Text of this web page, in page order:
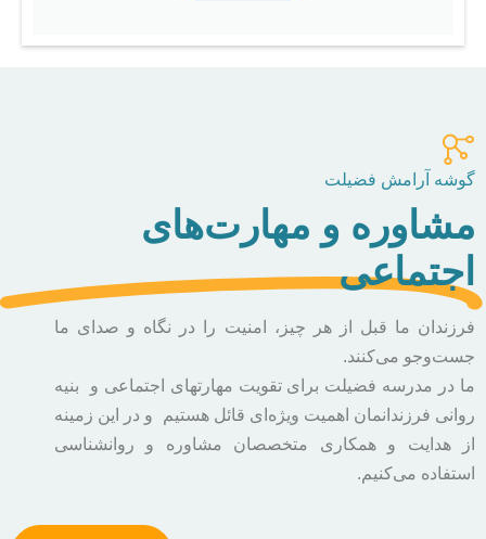
گوشه آرامش فضیلت
مشاوره و مهارت‌های
اجتماعی
فرزندان ما قبل از هر چیز، امنیت را در نگاه و صدای ما
جست‌وجو می‌کنند.
ما در مدرسه فضیلت برای تقویت مهارتهای اجتماعی و بنیه
روانی فرزندانمان اهمیت ویژه‌ای قائل هستیم و در این زمینه
از هدایت و همکاری متخصصان مشاوره و روانشناسی
استفاده می‌کنیم.